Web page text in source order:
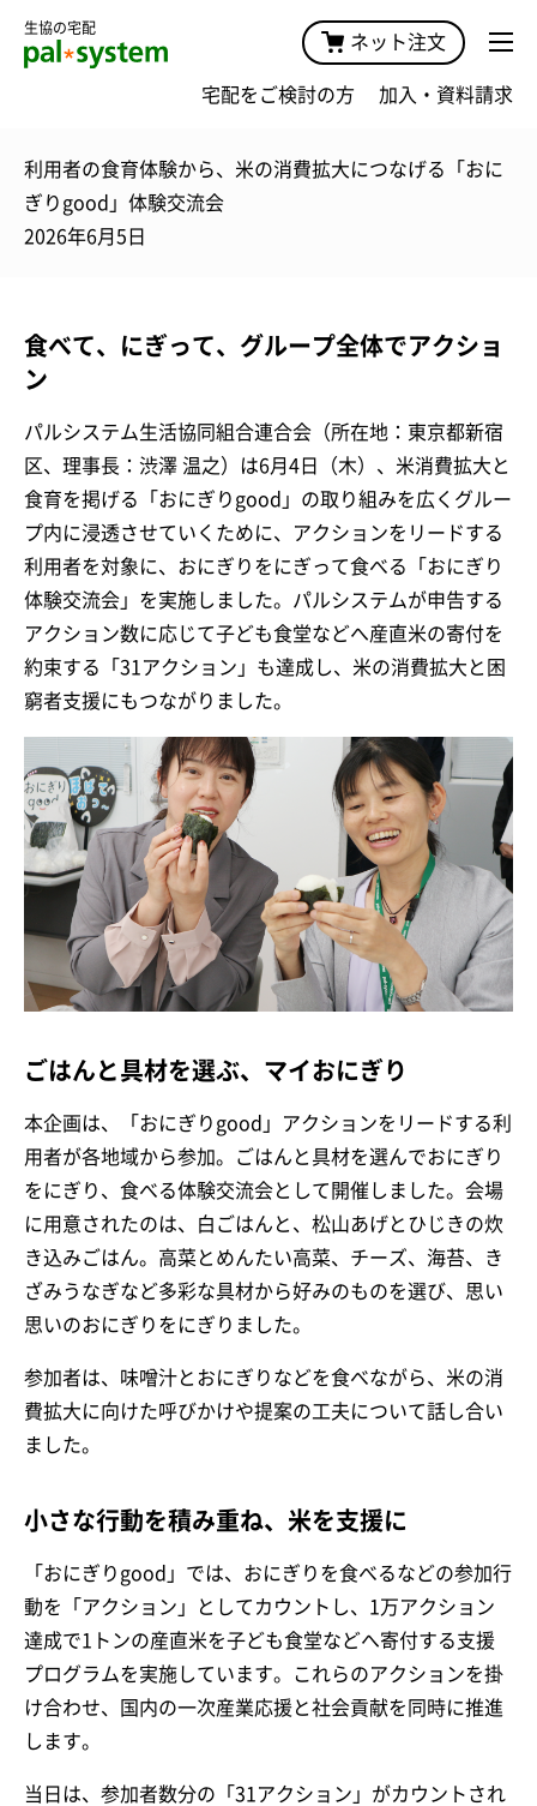
生協の宅配
ネット注文
宅配をご検討の方 加入・資料請求
利用者の食育体験から、米の消費拡大につなげる「おに
ぎりgood」体験交流会
2026年6月5日
食べて、にぎって、グループ全体でアクショ
ン
パルシステム生活協同組合連合会（所在地：東京都新宿
区、理事長：渋澤 温之）は6月4日（木）、米消費拡大と
食育を掲げる「おにぎりgood」の取り組みを広くグルー
プ内に浸透させていくために、アクションをリードする
利用者を対象に、おにぎりをにぎって食べる「おにぎり
体験交流会」を実施しました。パルシステムが申告する
アクション数に応じて子ども食堂などへ産直米の寄付を
約束する「31アクション」も達成し、米の消費拡大と困
窮者支援にもつながりました。
ごはんと具材を選ぶ、マイおにぎり
本企画は、「おにぎりgood」アクションをリードする利
用者が各地域から参加。ごはんと具材を選んでおにぎり
をにぎり、食べる体験交流会として開催しました。会場
に用意されたのは、白ごはんと、松山あげとひじきの炊
き込みごはん。高菜とめんたい高菜、チーズ、海苔、き
ざみうなぎなど多彩な具材から好みのものを選び、思い
思いのおにぎりをにぎりました。
参加者は、味噌汁とおにぎりなどを食べながら、米の消
費拡大に向けた呼びかけや提案の工夫について話し合い
ました。
小さな行動を積み重ね、米を支援に
「おにぎりgood」では、おにぎりを食べるなどの参加行
動を「アクション」としてカウントし、1万アクション
達成で1トンの産直米を子ども食堂などへ寄付する支援
プログラムを実施しています。これらのアクションを掛
け合わせ、国内の一次産業応援と社会貢献を同時に推進
します。
当日は、参加者数分の「31アクション」がカウントされ